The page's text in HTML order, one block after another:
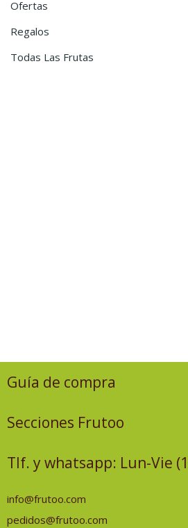
Ofertas
Regalos
Todas Las Frutas
Guía de compra
Secciones Frutoo
Tlf. y whatsapp: Lun-Vie
info@frutoo.com
pedidos@frutoo.com